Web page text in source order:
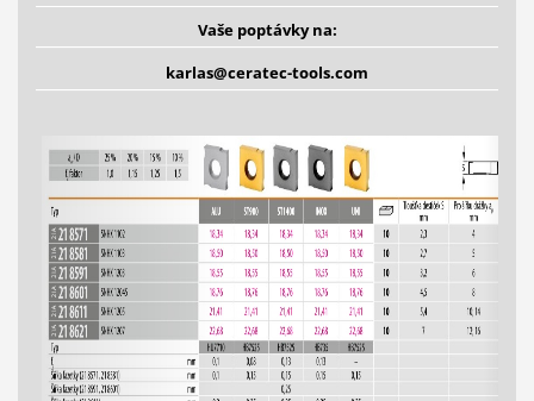
Vaše poptávky na:
karlas@ceratec-tools.com